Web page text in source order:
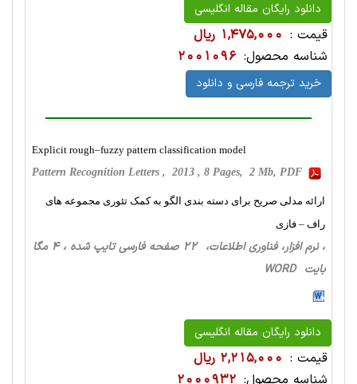
دانلود رایگان مقاله انگلیسی
قیمت : 1,475,000 ریال
شناسه محصول: 2001096
خرید ترجمه فارسی و دانلود
Explicit rough–fuzzy pattern classification model
Pattern Recognition Letters , 2013 , 8 Pages, 2 Mb, PDF
ارائه مدلی صریح برای دسته بندی الگو به کمک تئوری مجموعه های
راف – فازی
، نرم افزار، فناوری اطلاعات، 22 صفحه فارسی تایپ شده ، 4 مگا
بایت WORD
دانلود رایگان مقاله انگلیسی
قیمت : 2,215,000 ریال
شناسه محصول: 2000932